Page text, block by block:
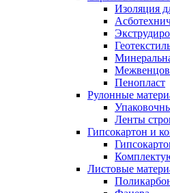
Изоляция
Пенопласт
Рулонные
Ленты
Гипсокартон и
Листовые